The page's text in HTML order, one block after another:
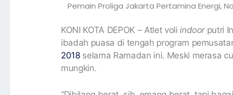
Pemain Proliga Jakarta Pertamina Energi,
KONI KOTA DEPOK – Atlet voliindoorputri
ibadah puasa di tengah program
2018selama Ramadan ini. Meski merasa
mungkin.